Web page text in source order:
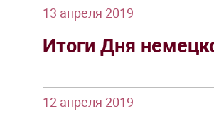
13 апреля 2019
Итоги Дня
12 апреля 2019